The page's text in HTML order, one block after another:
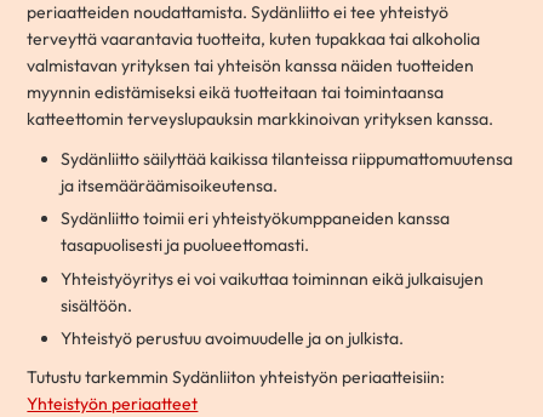
periaatteiden noudattamista. Sydänliitto ei tee yhteistyö
terveyttä vaarantavia tuotteita, kuten tupakkaa tai alkoholia
valmistavan yrityksen tai yhteisön kanssa näiden tuotteiden
myynnin edistämiseksi eikä tuotteitaan tai toimintaansa
katteettomin terveyslupauksin markkinoivan yrityksen kanssa.
Sydänliitto säilyttää kaikissa tilanteissa riippumattomuutensa
ja itsemääräämisoikeutensa.
Sydänliitto toimii eri yhteistyökumppaneiden kanssa
tasapuolisesti ja puolueettomasti.
Yhteistyöyritys ei voi vaikuttaa toiminnan eikä julkaisujen
sisältöön.
Yhteistyö perustuu avoimuudelle ja on julkista.
Tutustu tarkemmin Sydänliiton yhteistyön periaatteisiin:
Yhteistyön periaatteet